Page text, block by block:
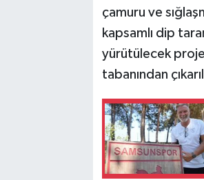
çamuru ve
kapsamlı dip
yürütülecek
tabanından